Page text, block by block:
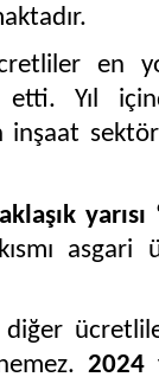
en
etti. Yıl
inşaat
asgari
2024